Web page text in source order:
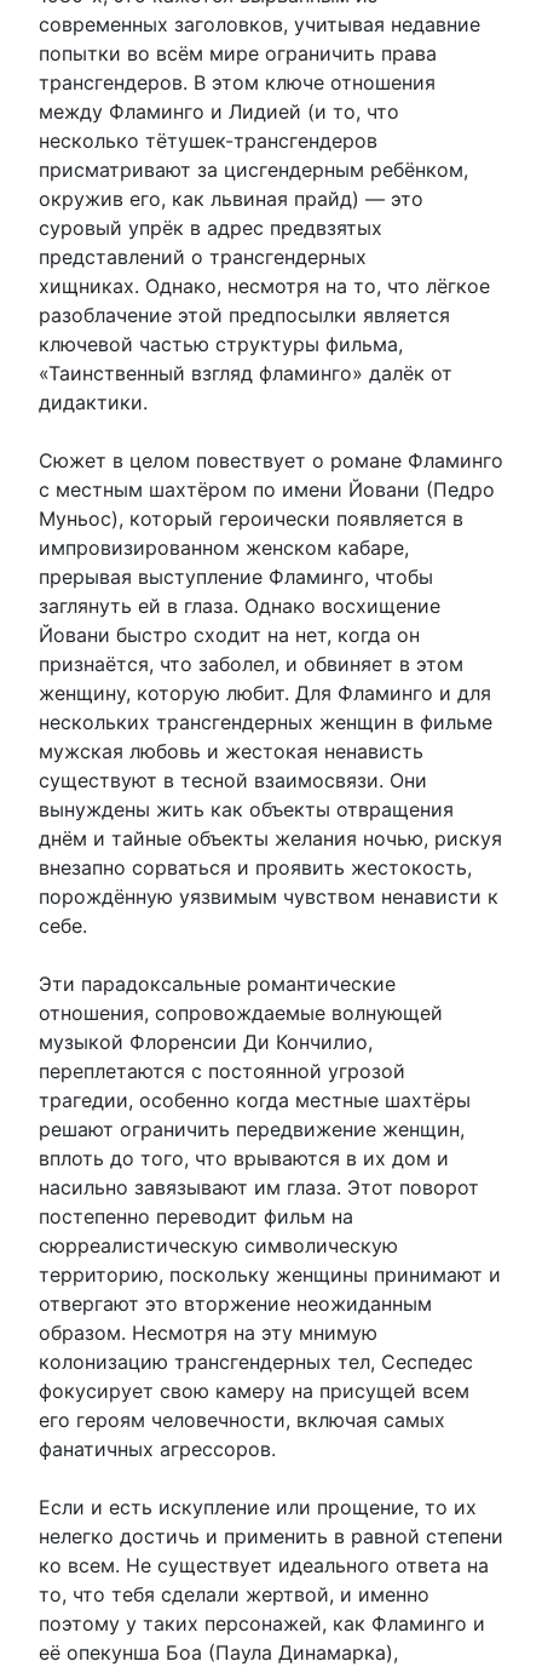
современных заголовков, учитывая недавние
попытки во всём мире ограничить права
трансгендеров. В этом ключе отношения
между Фламинго и Лидией (и то, что
несколько тётушек-трансгендеров
присматривают за цисгендерным ребёнком,
окружив его, как львиная прайд) — это
суровый упрёк в адрес предвзятых
представлений о трансгендерных
хищниках. Однако, несмотря на то, что лёгкое
разоблачение этой предпосылки является
ключевой частью структуры фильма,
«Таинственный взгляд фламинго» далёк от
дидактики.
Сюжет в целом повествует о романе Фламинго
с местным шахтёром по имени Йовани (Педро
Муньос), который героически появляется в
импровизированном женском кабаре,
прерывая выступление Фламинго, чтобы
заглянуть ей в глаза. Однако восхищение
Йовани быстро сходит на нет, когда он
признаётся, что заболел, и обвиняет в этом
женщину, которую любит. Для Фламинго и для
нескольких трансгендерных женщин в фильме
мужская любовь и жестокая ненависть
существуют в тесной взаимосвязи. Они
вынуждены жить как объекты отвращения
днём и тайные объекты желания ночью, рискуя
внезапно сорваться и проявить жестокость,
порождённую уязвимым чувством ненависти к
себе.
Эти парадоксальные романтические
отношения, сопровождаемые волнующей
музыкой Флоренсии Ди Кончилио,
переплетаются с постоянной угрозой
трагедии, особенно когда местные шахтёры
решают ограничить передвижение женщин,
вплоть до того, что врываются в их дом и
насильно завязывают им глаза. Этот поворот
постепенно переводит фильм на
сюрреалистическую символическую
территорию, поскольку женщины принимают и
отвергают это вторжение неожиданным
образом. Несмотря на эту мнимую
колонизацию трансгендерных тел, Сеспедес
фокусирует свою камеру на присущей всем
его героям человечности, включая самых
фанатичных агрессоров.
Если и есть искупление или прощение, то их
нелегко достичь и применить в равной степени
ко всем. Не существует идеального ответа на
то, что тебя сделали жертвой, и именно
поэтому у таких персонажей, как Фламинго и
её опекунша Боа (Паула Динамарка),